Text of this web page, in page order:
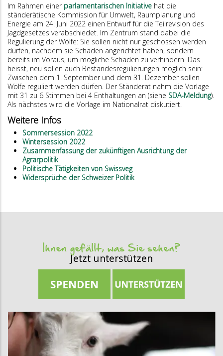
Im Rahmen einer parlamentarischen Initiative hat die
ständerätische Kommission für Umwelt, Raumplanung und
Energie am 24. Juni 2022 einen Entwurf für die Teilrevision des
Jagdgesetzes verabschiedet. Im Zentrum stand dabei die
Regulierung der Wölfe: Sie sollen nicht nur geschossen werden
dürfen, nachdem sie Schäden angerichtet haben, sondern
bereits im Voraus, um mögliche Schäden zu verhindern. Das
heisst, neu sollen auch Bestandesregulierungen möglich sein:
Zwischen dem 1. September und dem 31. Dezember sollen
Wölfe reguliert werden dürfen. Der Ständerat nahm die Vorlage
mit 31 zu 6 Stimmen bei 4 Enthaltungen an (siehe SDA-Meldung).
Als nächstes wird die Vorlage im Nationalrat diskutiert.
Weitere Infos
Sommersession 2022
Wintersession 2022
Zusammenfassung der zukünftigen Ausrichtung der
Agrarpolitik
Politische Tätigkeiten von Swissveg
Widersprüche der Schweizer Politik
Ihnen gefällt, was Sie sehen?
Jetzt unterstützen